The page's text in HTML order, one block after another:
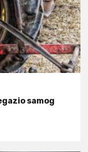
samog